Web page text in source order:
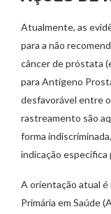
Atualmente, as
para a não
câncer de próstata
para Antígeno
desfavorável entre
rastreamento são
forma
indicação específica
A orientação atual é
Primária em Saúde